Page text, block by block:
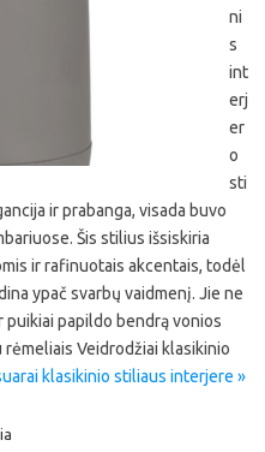
ni
s
int
erj
er
o
sti
ir prabanga, visada buvo
Šis stilius išsiskiria
ir rafinuotais akcentais, todėl
ypač svarbų vaidmenį. Jie ne
papildo bendrą vonios
rėmeliais Veidrodžiai klasikinio
klasikinio stiliaus interjere »